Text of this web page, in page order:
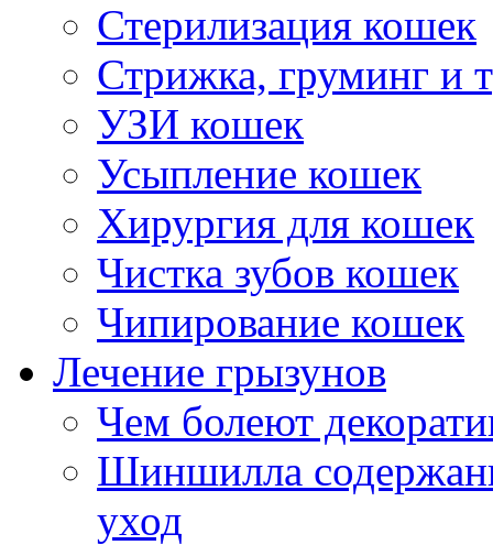
Стерилизация кошек
Стрижка, груминг и
УЗИ кошек
Усыпление кошек
Хирургия для кошек
Чистка зубов кошек
Чипирование кошек
Лечение грызунов
Чем болеют
Шиншилла
уход